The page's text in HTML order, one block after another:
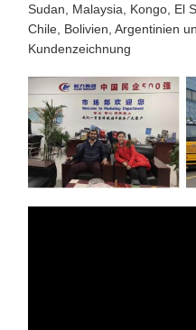
Sudan, Malaysia, Kongo, El
Chile, Bolivien, Argentinien
Kundenzeichnung